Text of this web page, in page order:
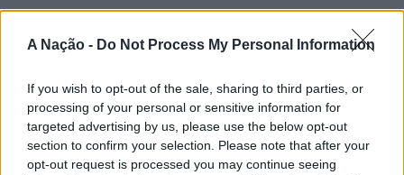
A Nação - Do Not Process My Personal Information
If you wish to opt-out of the sale, sharing to third parties, or
processing of your personal or sensitive information for
targeted advertising by us, please use the below opt-out
section to confirm your selection. Please note that after your
opt-out request is processed you may continue seeing
ARTIGOS RECENTES
de “provocar” mudanças genéticas, diz neurocientista
“Millennium Estoril Open 2026” regressou ao circuito ATP
com vitória do francês Luca Van Assche